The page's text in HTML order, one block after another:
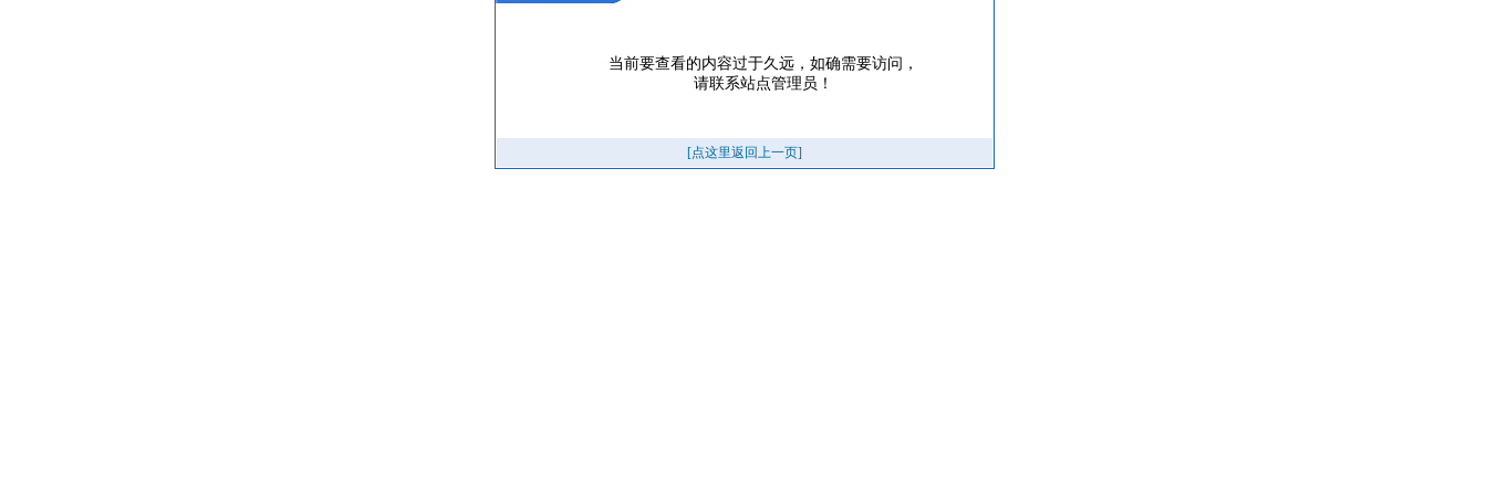
当前要查看的内容过于久远，如确需要访问，
请联系站点管理员！
[点这里返回上一页]